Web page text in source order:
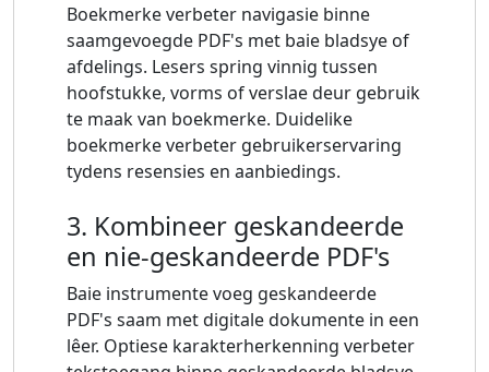
Boekmerke verbeter navigasie binne
saamgevoegde PDF's met baie bladsye of
afdelings. Lesers spring vinnig tussen
hoofstukke, vorms of verslae deur gebruik
te maak van boekmerke. Duidelike
boekmerke verbeter gebruikerservaring
tydens resensies en aanbiedings.
3. Kombineer geskandeerde
en nie-geskandeerde PDF's
Baie instrumente voeg geskandeerde
PDF's saam met digitale dokumente in een
lêer. Optiese karakterherkenning verbeter